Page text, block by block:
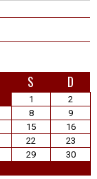
S D
1
2
8
9
15
16
22
23
29
30